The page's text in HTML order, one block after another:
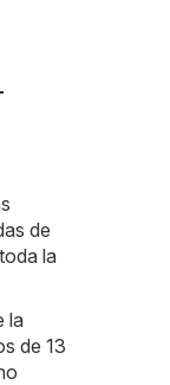
de
la
la
de 13